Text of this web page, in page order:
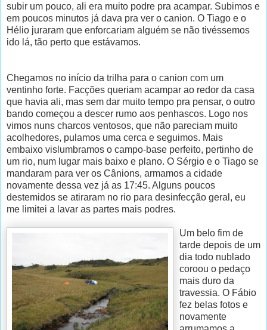
subir um pouco, ali era muito podre pra acampar. Subimos e
em poucos minutos já dava pra ver o canion. O Tiago e o
Hélio juraram que enforcariam alguém se não tivéssemos
ido lá, tão perto que estávamos.
Chegamos no início da trilha para o canion com um
ventinho forte. Facções queriam acampar ao redor da casa
que havia ali, mas sem dar muito tempo pra pensar, o outro
bando começou a descer rumo aos penhascos. Logo nos
vimos nuns charcos ventosos, que não pareciam muito
acolhedores, pulamos uma cerca e seguimos. Mais
embaixo vislumbramos o campo-base perfeito, pertinho de
um rio, num lugar mais baixo e plano. O Sérgio e o Tiago se
mandaram para ver os Cânions, armamos a cidade
novamente dessa vez já as 17:45. Alguns poucos
destemidos se atiraram no rio para desinfecção geral, eu
me limitei a lavar as partes mais podres.
Um belo fim de
tarde depois de um
dia todo nublado
coroou o pedaço
mais duro da
travessia. O Fábio
fez belas fotos e
novamente